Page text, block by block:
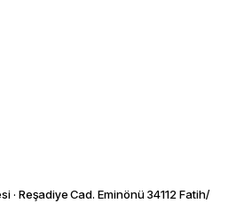
· Reşadiye Cad. Eminönü 34112 Fatih/